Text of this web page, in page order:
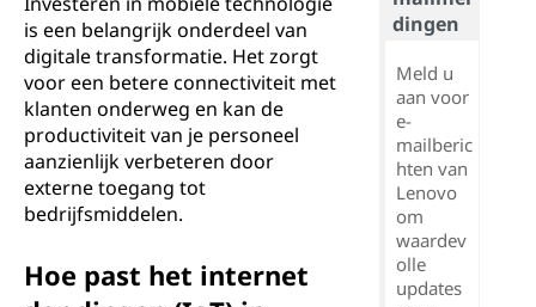
is een belangrijk onderdeel van
digitale transformatie. Het zorgt
voor een betere connectiviteit met
klanten onderweg en kan de
productiviteit van je personeel
aanzienlijk verbeteren door
externe toegang tot
bedrijfsmiddelen.
Hoe past het internet
dingen
Meld u
aan voor
e-
mailberic
hten van
Lenovo
om
waardev
olle
updates